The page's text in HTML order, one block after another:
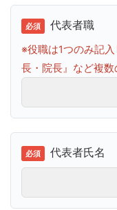
代表者職
※役職は1つのみ記
長・院長』など複
代表者氏名